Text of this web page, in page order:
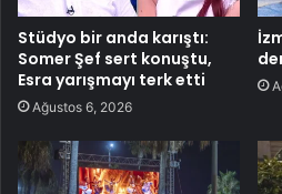
Stüdyo bir anda karıştı:
Somer Şef sert konuştu,
Esra yarışmayı terk etti
Ağustos 6, 2026